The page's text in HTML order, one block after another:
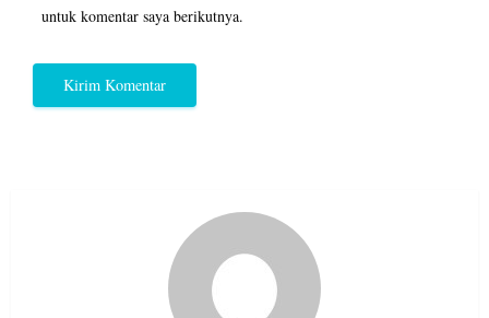
untuk komentar saya berikutnya.